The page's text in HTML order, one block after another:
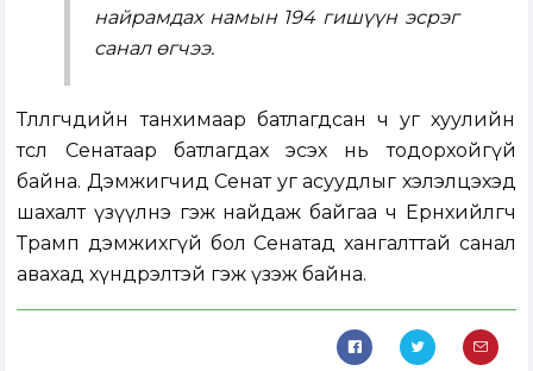
найрамдах намын 194 гишүүн эсрэг
санал өгчээ.
Төлөөлөгчдийн танхимаар батлагдсан ч уг хуулийн
төсөл Сенатаар батлагдах эсэх нь тодорхойгүй
байна. Дэмжигчид Сенат уг асуудлыг хэлэлцэхэд
шахалт үзүүлнэ гэж найдаж байгаа ч Ерөнхийлөгч
Трамп дэмжихгүй бол Сенатад хангалттай санал
авахад хүндрэлтэй гэж үзэж байна.